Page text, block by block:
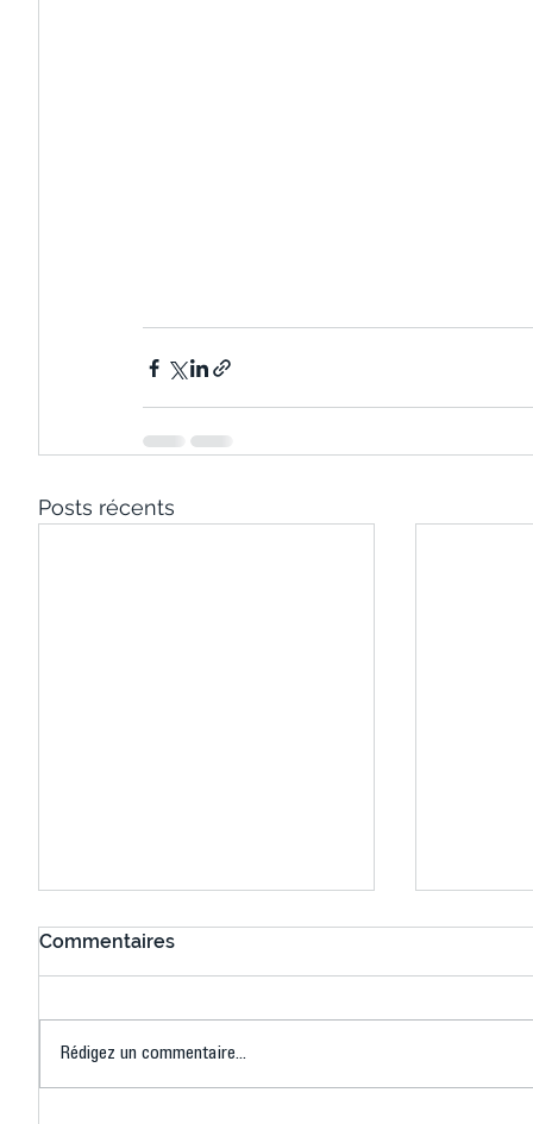
Posts récents
Commentaires
Rédigez un commentaire...